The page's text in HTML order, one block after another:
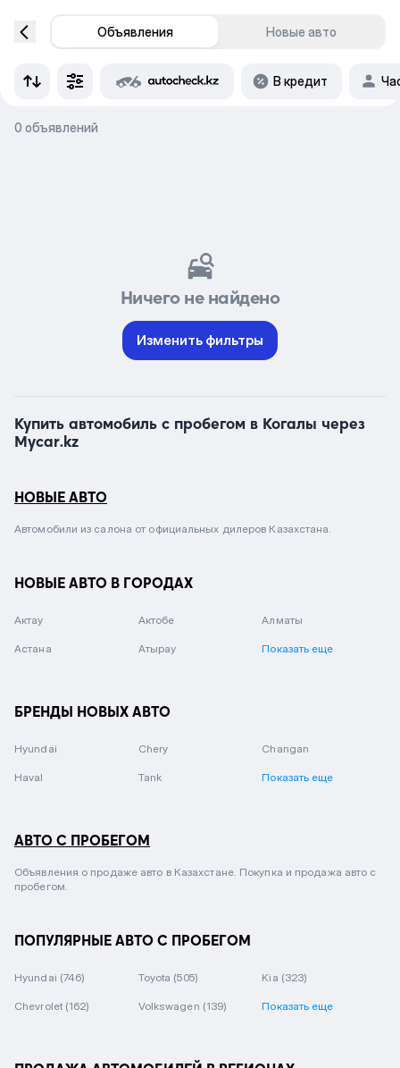
Объявления Новые авто
В кредит
0 объявлений
Ничего не найдено
Изменить фильтры
Купить автомобиль с пробегом в Когалы через
Mycar.kz
НОВЫЕ АВТО
Автомобили из салона от официальных дилеров Казахстана.
НОВЫЕ АВТО В ГОРОДАХ
Актау Актобе Алматы
Астана Атырау Показать еще
БРЕНДЫ НОВЫХ АВТО
Hyundai Chery Changan
Haval Tank Показать еще
АВТО С ПРОБЕГОМ
Объявления о продаже авто в Казахстане. Покупка и продажа авто с
пробегом.
ПОПУЛЯРНЫЕ АВТО С ПРОБЕГОМ
Hyundai (746) Toyota (505) Kia (323)
Chevrolet (162) Volkswagen (139) Показать еще